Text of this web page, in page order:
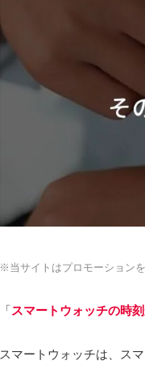
※当サイトはプロモーションを
「スマートウォッチの時
スマートウォッチは、ス